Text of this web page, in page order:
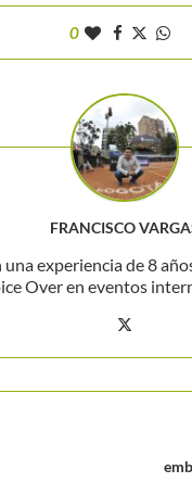
0
FRANCISCO
experiencia de 8
Over en eventos